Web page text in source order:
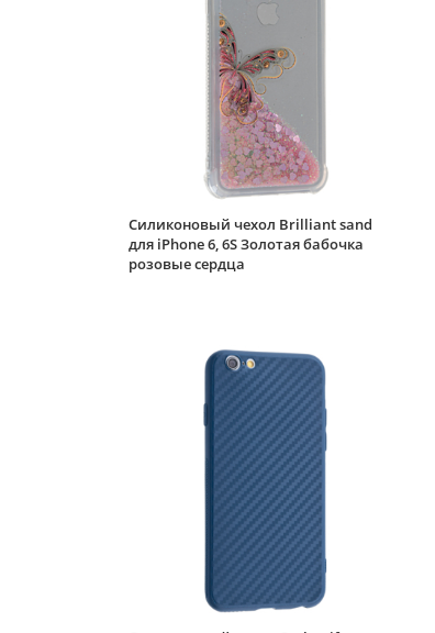
Силиконовый чехол Brilliant sand
для iPhone 6, 6S Золотая бабочка
розовые сердца